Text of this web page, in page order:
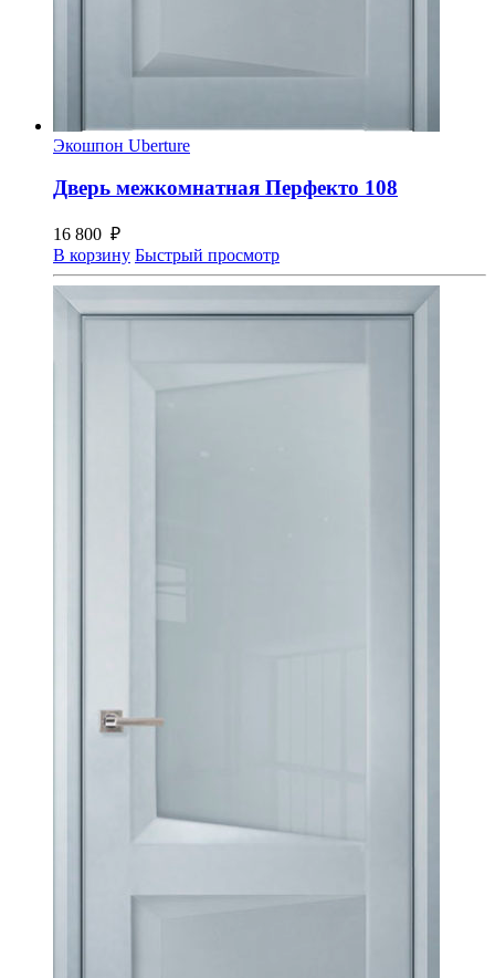
Экошпон Uberture
Дверь межкомнатная Перфекто 108
16 800 ₽
В корзину Быстрый просмотр